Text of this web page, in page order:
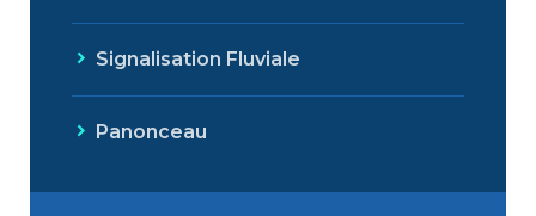
Signalisation Fluviale
Panonceau